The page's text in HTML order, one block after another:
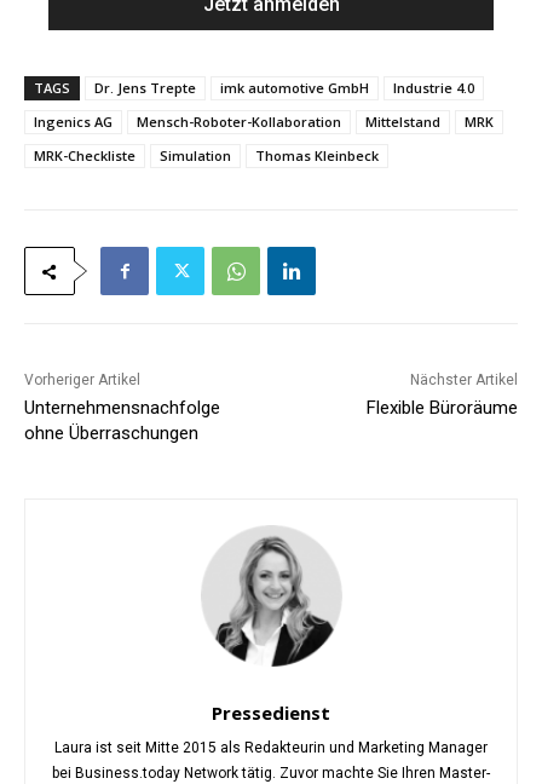
l
TAGS Dr. Jens Trepte imk automotive GmbH
Industrie 4.0
Ingenics AG
Mensch-Roboter-Kollaboration Mittelstand
MRK
MRK-Checkliste
Simulation Thomas Kleinbeck
Vorheriger Artikel
Unternehmensnachfolge
ohne Überraschungen
Nächster Artikel
Flexible Büroräume
Pressedienst
Laura ist seit Mitte 2015 als Redakteurin und Marketing Manager
bei Business.today Network tätig. Zuvor machte Sie Ihren Master-